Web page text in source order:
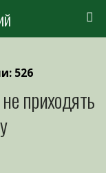
526
приходять